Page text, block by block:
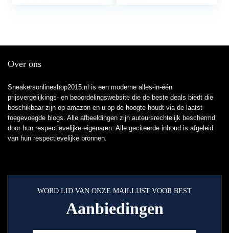
Over ons
Sneakersonlineshop2015.nl is een moderne alles-in-één
prijsvergelijkings- en beoordelingswebsite die de beste deals biedt die
beschikbaar zijn op amazon en u op de hoogte houdt via de laatst
toegevoegde blogs. Alle afbeeldingen zijn auteursrechtelijk beschermd
door hun respectievelijke eigenaren. Alle geciteerde inhoud is afgeleid
van hun respectievelijke bronnen.
WORD LID VAN ONZE MAILLIJST VOOR BEST
Aanbiedingen